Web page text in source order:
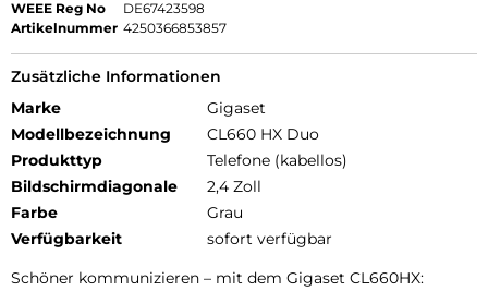
WEEE Reg No
DE67423598
Artikelnummer 4250366853857
Zusätzliche Informationen
Marke
Gigaset
Modellbezeichnung
CL660 HX Duo
Produkttyp
Telefone (kabellos)
Bildschirmdiagonale
2,4 Zoll
Farbe
Grau
Verfügbarkeit
sofort verfügbar
Schöner kommunizieren – mit dem Gigaset CL660HX: